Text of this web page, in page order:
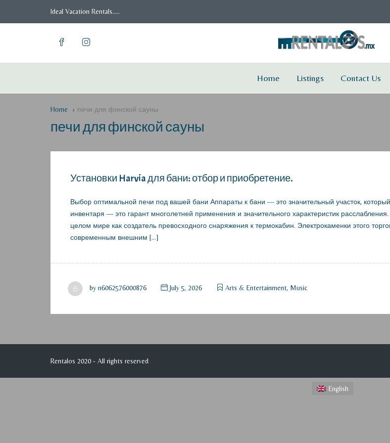
Ideal Vacation Rentals.....
Home Listings Contact Us
Home печи для финской сауны
печи для финской сауны
Установки Harvia для бани: отбор и приобретение.
Выбор оптимальной печи под вашей бани Аппараты к бани — это значительный участок,
инвентаря — это гарант многолетней применения и значительного характеристик
целом мире как создатель превосходного снаряжения к термокабин. Электрокаменки этого
современным внешним […]
by n6062576000876 July 5, 2026 Arts & Entertainment, Music
Rentalos 2020 - All rights reserved
English